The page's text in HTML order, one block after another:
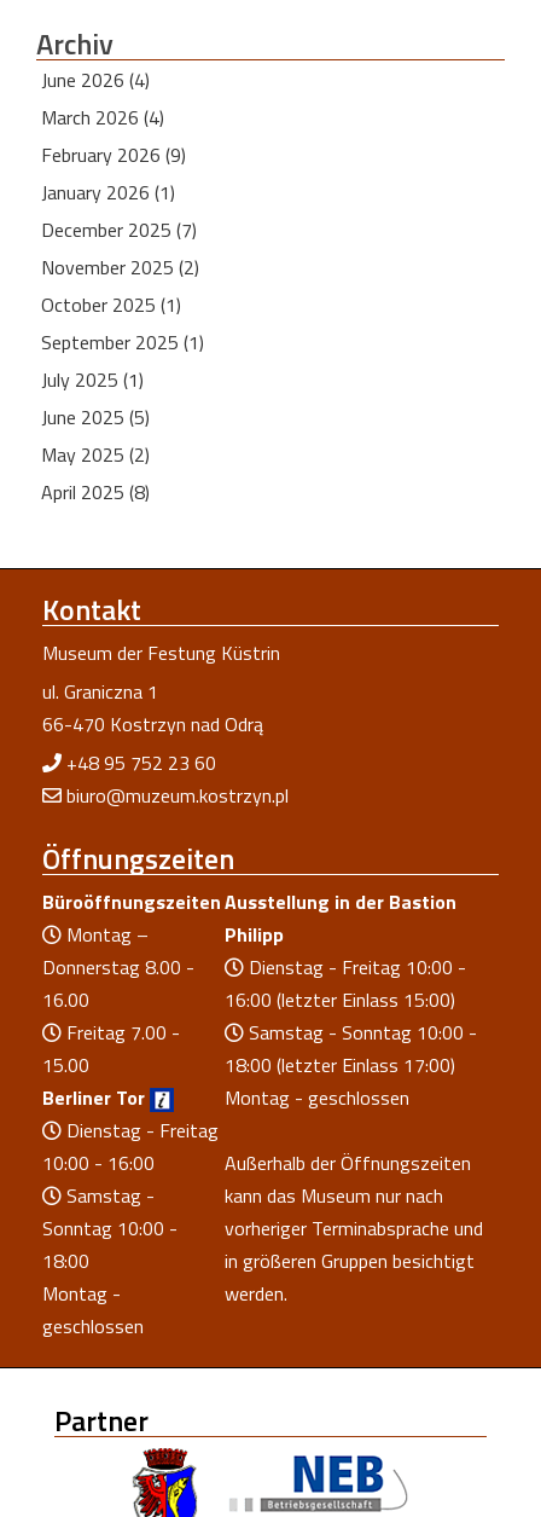
Archiv
June 2026 (4)
March 2026 (4)
February 2026 (9)
January 2026 (1)
December 2025 (7)
November 2025 (2)
October 2025 (1)
September 2025 (1)
July 2025 (1)
June 2025 (5)
May 2025 (2)
April 2025 (8)
Kontakt
Museum der Festung Küstrin
ul. Graniczna 1
66-470 Kostrzyn nad Odrą
+48 95 752 23 60
biuro@muzeum.kostrzyn.pl
Öffnungszeiten
Büroöffnungszeiten
Montag –
Donnerstag 8.00 -
16.00
Freitag 7.00 -
15.00
Berliner Tor
Dienstag - Freitag
10:00 - 16:00
Samstag -
Sonntag 10:00 -
18:00
Montag -
geschlossen
Ausstellung in der Bastion
Philipp
Dienstag - Freitag 10:00 -
16:00 (letzter Einlass 15:00)
Samstag - Sonntag 10:00 -
18:00 (letzter Einlass 17:00)
Montag - geschlossen
Außerhalb der Öffnungszeiten
kann das Museum nur nach
vorheriger Terminabsprache und
in größeren Gruppen besichtigt
werden.
Partner